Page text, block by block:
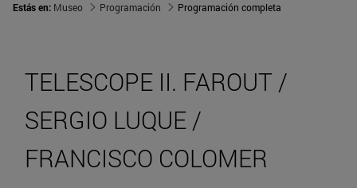
Estás en: Museo Programación Programación completa
TELESCOPE II. FAROUT /
SERGIO LUQUE /
FRANCISCO COLOMER